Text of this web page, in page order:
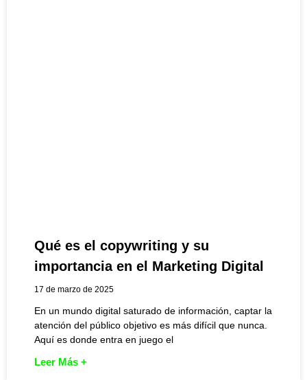
Qué es el copywriting y su
importancia en el Marketing Digital
17 de marzo de 2025
En un mundo digital saturado de información, captar la
atención del público objetivo es más difícil que nunca.
Aquí es donde entra en juego el
Leer Más +